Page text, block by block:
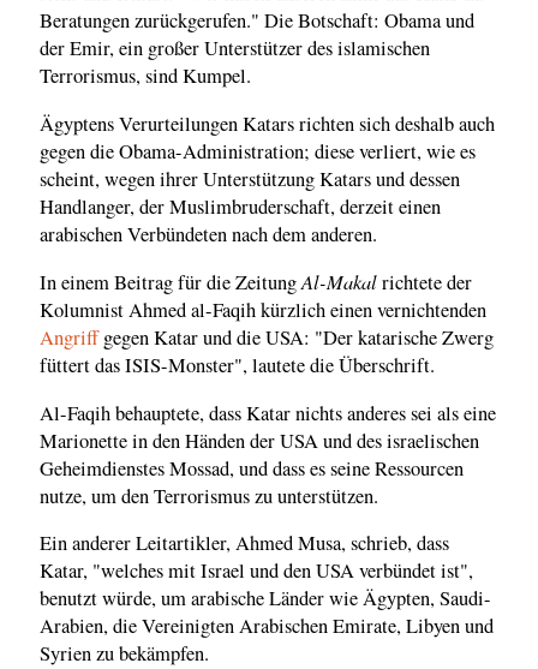
Beratungen zurückgerufen." Die Botschaft: Obama und
der Emir, ein großer Unterstützer des islamischen
Terrorismus, sind Kumpel.
Ägyptens Verurteilungen Katars richten sich deshalb auch
gegen die Obama-Administration; diese verliert, wie es
scheint, wegen ihrer Unterstützung Katars und dessen
Handlanger, der Muslimbruderschaft, derzeit einen
arabischen Verbündeten nach dem anderen.
In einem Beitrag für die ZeitungAl-Makalrichtete der
Kolumnist Ahmed al-Faqih kürzlich einen vernichtenden
Angriffgegen Katar und die USA: "Der katarische Zwerg
füttert das ISIS-Monster", lautete die Überschrift.
Al-Faqih behauptete, dass Katar nichts anderes sei als eine
Marionette in den Händen der USA und des israelischen
Geheimdienstes Mossad, und dass es seine Ressourcen
nutze, um den Terrorismus zu unterstützen.
Ein anderer Leitartikler, Ahmed Musa, schrieb, dass
Katar, "welches mit Israel und den USA verbündet ist",
benutzt würde, um arabische Länder wie Ägypten, Saudi-
Arabien, die Vereinigten Arabischen Emirate, Libyen und
Syrien zu bekämpfen.